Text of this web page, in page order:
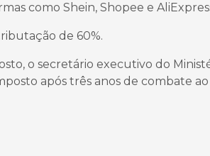
como Shein, Shopee e
de 60%.
o secretário executivo do
após três anos de combate